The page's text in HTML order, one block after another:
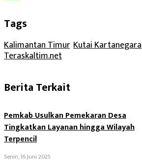
Tags
Kalimantan Timur, Kutai Kartanegara
Teraskaltim.net
Berita Terkait
Pemkab Usulkan Pemekaran Desa
Tingkatkan Layanan hingga Wilayah
Terpencil
Senin, 16 Juni 2025